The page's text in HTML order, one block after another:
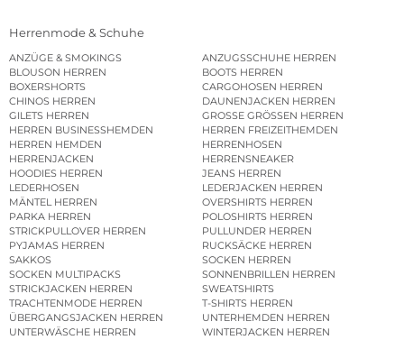
Herrenmode & Schuhe
ANZÜGE & SMOKINGS
ANZUGSSCHUHE HERREN
BLOUSON HERREN
BOOTS HERREN
BOXERSHORTS
CARGOHOSEN HERREN
CHINOS HERREN
DAUNENJACKEN HERREN
GILETS HERREN
GROSSE GRÖSSEN HERREN
HERREN BUSINESSHEMDEN
HERREN FREIZEITHEMDEN
HERREN HEMDEN
HERRENHOSEN
HERRENJACKEN
HERRENSNEAKER
HOODIES HERREN
JEANS HERREN
LEDERHOSEN
LEDERJACKEN HERREN
MÄNTEL HERREN
OVERSHIRTS HERREN
PARKA HERREN
POLOSHIRTS HERREN
STRICKPULLOVER HERREN
PULLUNDER HERREN
PYJAMAS HERREN
RUCKSÄCKE HERREN
SAKKOS
SOCKEN HERREN
SOCKEN MULTIPACKS
SONNENBRILLEN HERREN
STRICKJACKEN HERREN
SWEATSHIRTS
TRACHTENMODE HERREN
T-SHIRTS HERREN
ÜBERGANGSJACKEN HERREN
UNTERHEMDEN HERREN
UNTERWÄSCHE HERREN
WINTERJACKEN HERREN